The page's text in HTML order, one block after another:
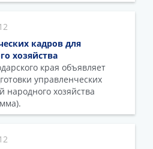
кадров для
хозяйства
края объявляет
управленческих
народного хозяйства